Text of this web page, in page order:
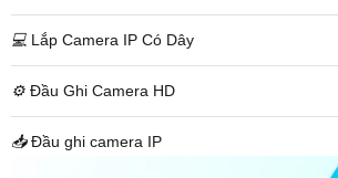
💻 Lắp Camera IP Có Dây
⚙️ Đầu Ghi Camera HD
📥Đầu ghi camera IP